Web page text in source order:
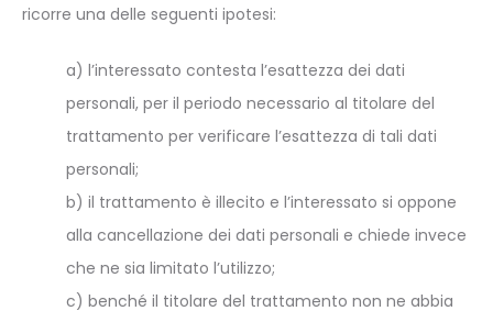
ricorre una delle seguenti ipotesi:
a) l’interessato contesta l’esattezza dei dati
personali, per il periodo necessario al titolare del
trattamento per verificare l’esattezza di tali dati
personali;
b) il trattamento è illecito e l’interessato si oppone
alla cancellazione dei dati personali e chiede invece
che ne sia limitato l’utilizzo;
c) benché il titolare del trattamento non ne abbia